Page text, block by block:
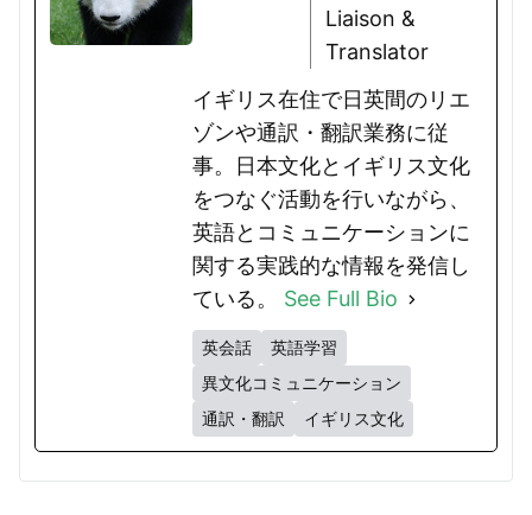
Liaison &
Translator
イギリス在住で日英間のリエ
ゾンや通訳・翻訳業務に従
事。日本文化とイギリス文化
をつなぐ活動を行いながら、
英語とコミュニケーションに
関する実践的な情報を発信し
ている。 See Full Bio
英会話
英語学習
異文化コミュニケーション
通訳・翻訳
イギリス文化